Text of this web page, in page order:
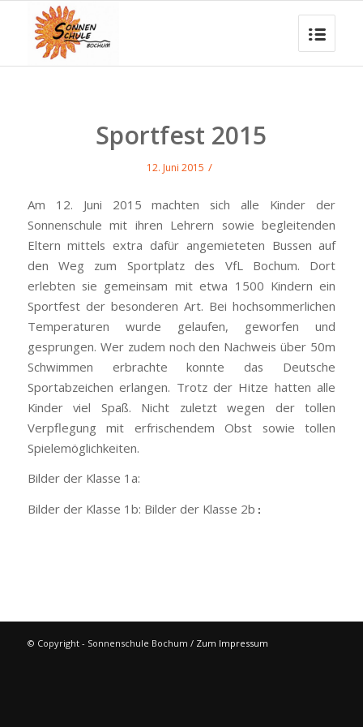
Sportfest 2015
12. Juni 2015 /
Am 12. Juni 2015 machten sich alle Kinder der
Sonnenschule mit ihren Lehrern sowie begleitenden
Eltern mittels extra dafür angemieteten Bussen auf
den Weg zum Sportplatz des VfL Bochum. Dort
erlebten sie gemeinsam mit etwa 1500 Kindern ein
Sportfest der besonderen Art. Bei hochsommerlichen
Temperaturen wurde gelaufen, geworfen und
gesprungen. Wer zudem noch den Nachweis über 50m
Schwimmen erbrachte konnte das Deutsche
Sportabzeichen erlangen. Trotz der Hitze hatten alle
Kinder viel Spaß. Nicht zuletzt wegen der tollen
Verpflegung mit erfrischendem Obst sowie tollen
Spielemöglichkeiten.
Bilder der Klasse 1a:
Bilder der Klasse 1b: Bilder der Klasse 2b :
© Copyright - Sonnenschule Bochum / Zum Impressum